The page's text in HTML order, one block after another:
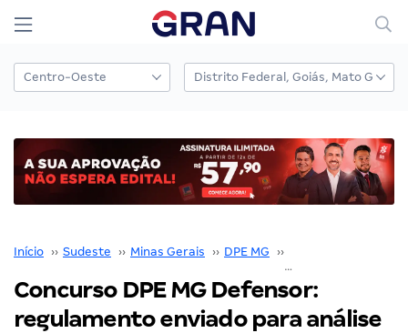
Início ›› Sudeste ›› Minas Gerais ›› DPE MG ››
Concurso DPE MG Defensor:
regulamento enviado para análise